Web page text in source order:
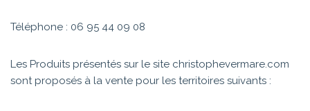
Téléphone : 06 95 44 09 08
Les Produits présentés sur le site christophevermare.com
sont proposés à la vente pour les territoires suivants :